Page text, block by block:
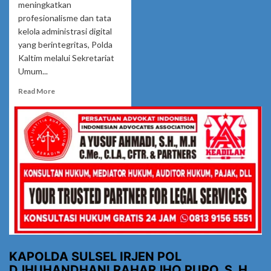
meningkatkan
profesionalisme dan tata
kelola administrasi digital
yang berintegritas, Polda
Kaltim melalui Sekretariat
Umum...
Read MoreRead
about
Polda
Kaltim
Dorong
Penguatan
Integritas
Administrasi
dan
Tata
Naskah
Surat-
Lewat
Program
KAPOLDA SULSEL IRJEN POL